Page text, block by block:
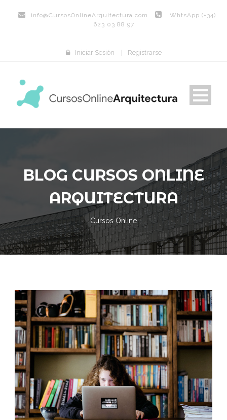
info@CursosOnlineArquitectura.com
WhtsApp (+34)
623 03 88 97
Iniciar Sesión Registrarse
BLOG CURSOS ONLINE
ARQUITECTURA
Cursos Online